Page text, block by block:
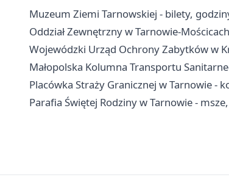
Muzeum Ziemi Tarnowskiej - bilety,
Oddział Zewnętrzny w Tarnowie-
Wojewódzki Urząd Ochrony Zabytków w
Małopolska Kolumna Transportu
Placówka Straży Granicznej w Tarnowie -
Parafia Świętej Rodziny w Tarnowie -